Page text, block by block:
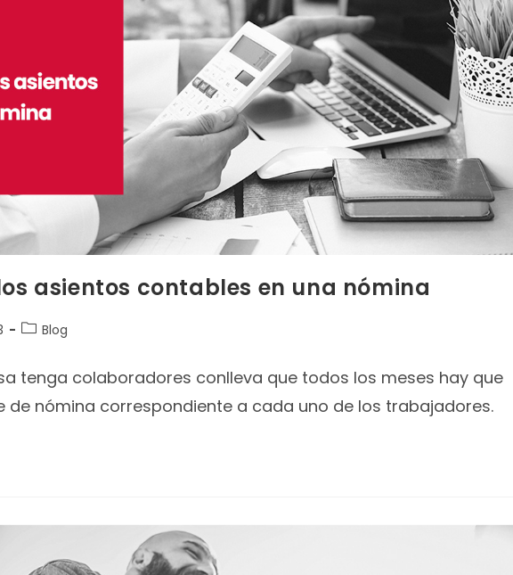
asientos contables en una nómina
Blog
tenga colaboradores conlleva que todos los meses hay que
de nómina correspondiente a cada uno de los trabajadores.